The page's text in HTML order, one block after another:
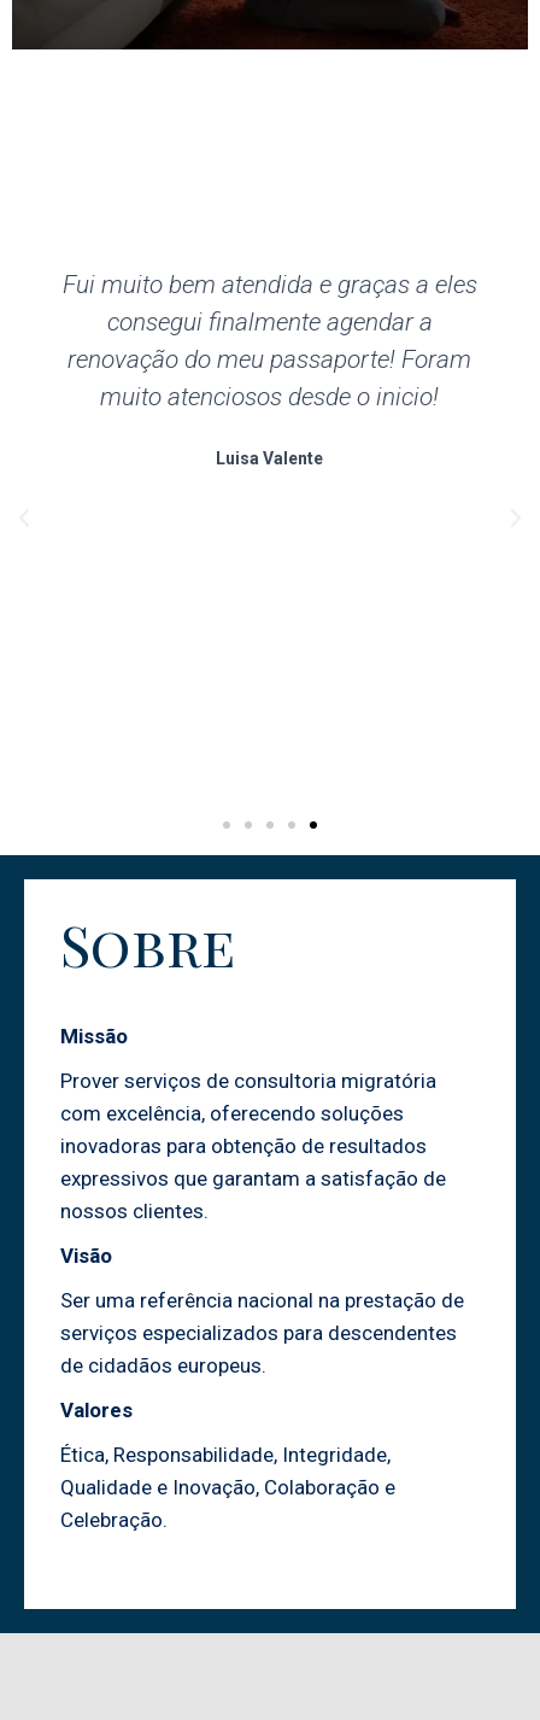
Fui muito bem atendida e graças a eles
consegui finalmente agendar a
renovação do meu passaporte! Foram
muito atenciosos desde o inicio!
Luisa Valente
Sobre
Missão
Prover serviços de consultoria migratória
com excelência, oferecendo soluções
inovadoras para obtenção de resultados
expressivos que garantam a satisfação de
nossos clientes.
Visão
Ser uma referência nacional na prestação de
serviços especializados para descendentes
de cidadãos europeus.
Valores
Ética, Responsabilidade, Integridade,
Qualidade e Inovação, Colaboração e
Celebração.